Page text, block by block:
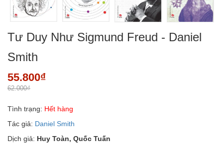
Tư Duy Như Sigmund Freud - Daniel
Smith
55.800₫
62.000₫
Tình trạng: Hết hàng
Tác giả: Daniel Smith
Dịch giả: Huy Toàn, Quốc Tuấn